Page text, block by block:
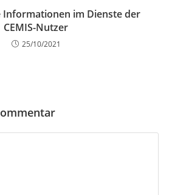
Informationen im Dienste der
CEMIS-Nutzer
25/10/2021